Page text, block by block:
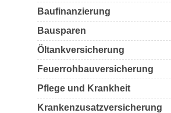
Baufinanzierung
Bausparen
Öltankversicherung
Feuerrohbauversicherung
Pflege und Krankheit
Krankenzusatzversicherung